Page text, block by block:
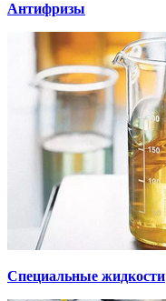
Антифризы
Специальные жидкости